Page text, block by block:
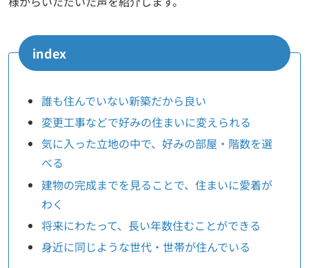
index
誰も住んでいない新築だから良い
変更工事などで好みの住まいに変えられる
気に入った立地の中で、好みの部屋・階数を選
べる
建物の完成までを見ることで、住まいに愛着が
わく
将来にわたって、長い年数住むことができる
身近に同じような世代・世帯が住んでいる